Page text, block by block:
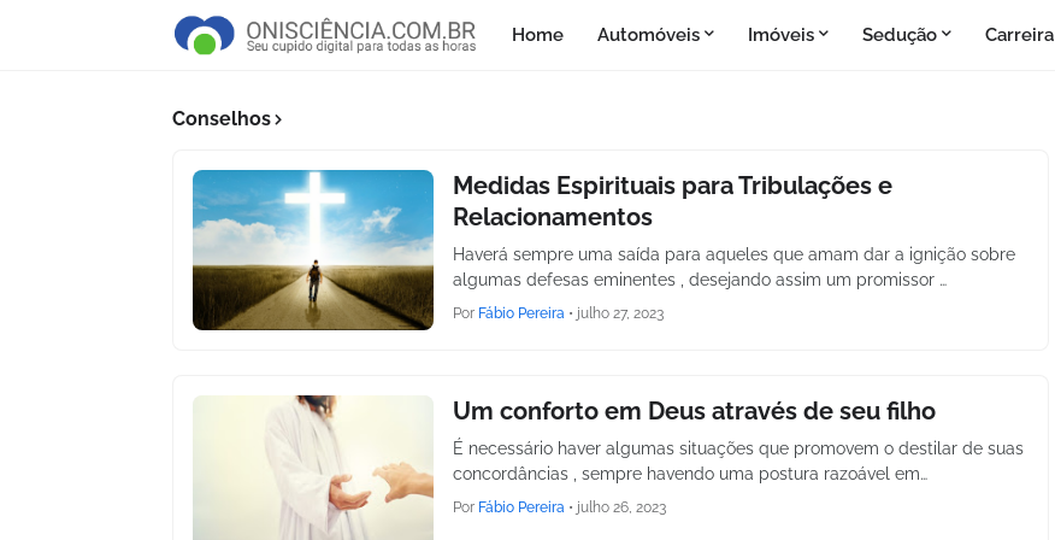
Home Automóveis Imóveis Sedução Carreira
Conselhos
Medidas Espirituais para Tribulações e
Relacionamentos
Haverá sempre uma saída para aqueles que amam dar a ignição sobre
algumas defesas eminentes , desejando assim um promissor …
Por Fábio Pereira • julho 27, 2023
Um conforto em Deus através de seu filho
É necessário haver algumas situações que promovem o destilar de suas
concordâncias , sempre havendo uma postura razoável em…
Por Fábio Pereira • julho 26, 2023